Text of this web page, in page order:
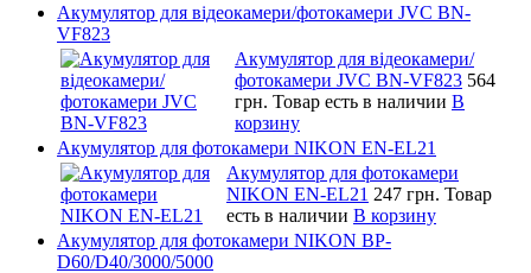
Акумулятор для відеокамери/фотокамери JVC BN-
VF823
Акумулятор для відеокамери/
фотокамери JVC BN-VF823 564
грн. Товар есть в наличии В
корзину
Акумулятор для фотокамери NIKON EN-EL21
Акумулятор для фотокамери
NIKON EN-EL21 247 грн. Товар
есть в наличии В корзину
Акумулятор для фотокамери NIKON BP-
D60/D40/3000/5000